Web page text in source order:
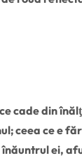
cade din
ceea ce e
ei,